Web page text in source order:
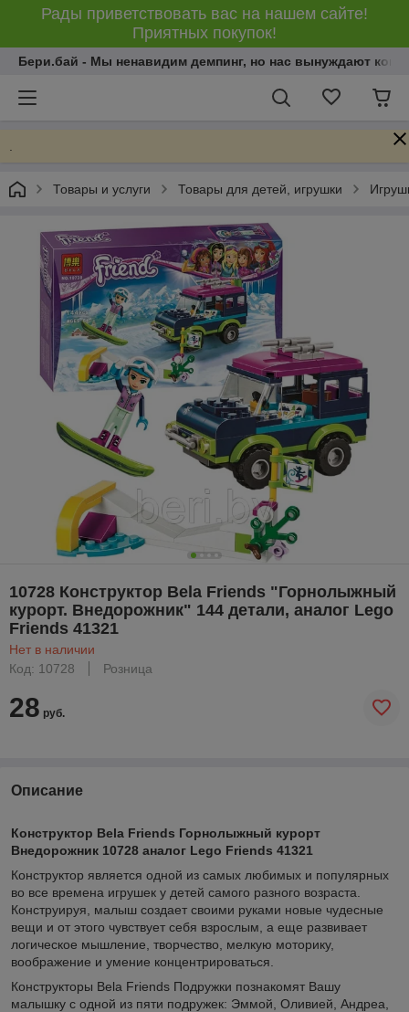
Рады приветствовать вас на нашем сайте!
Приятных покупок!
Бери.бай - Мы ненавидим демпинг, но нас вынуждают
Товары и услуги Товары для детей, игрушки
10728 Конструктор Bela Friends "Горнолыжный
курорт. Внедорожник" 144 детали, аналог Lego
Friends 41321
Нет в наличии
Код: 10728
Розница
28 руб.
Описание
Конструктор Bela Friends Горнолыжный курорт
Внедорожник 10728 аналог Lego Friends 41321
Конструктор является одной из самых любимых и популярных
во все времена игрушек у детей самого разного возраста.
Конструируя, малыш создает своими руками новые чудесные
вещи и от этого чувствует себя взрослым, а еще развивает
логическое мышление, творчество, мелкую моторику,
воображение и умение концентрироваться.
Конструкторы Bela Friends Подружки познакомят Вашу
малышку с одной из пяти подружек: Эммой, Оливией, Андреа,